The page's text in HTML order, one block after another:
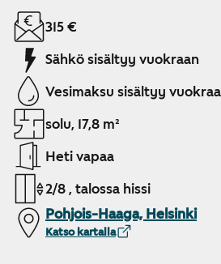
Näytetään dia 1 / 8
315 €
Sähkö sisältyy vuokraan
Vesimaksu sisältyy
solu, 17,8 m²
Heti vapaa
2/8 , talossa hissi
Pohjois-Haaga, Helsinki
Katso kartalla